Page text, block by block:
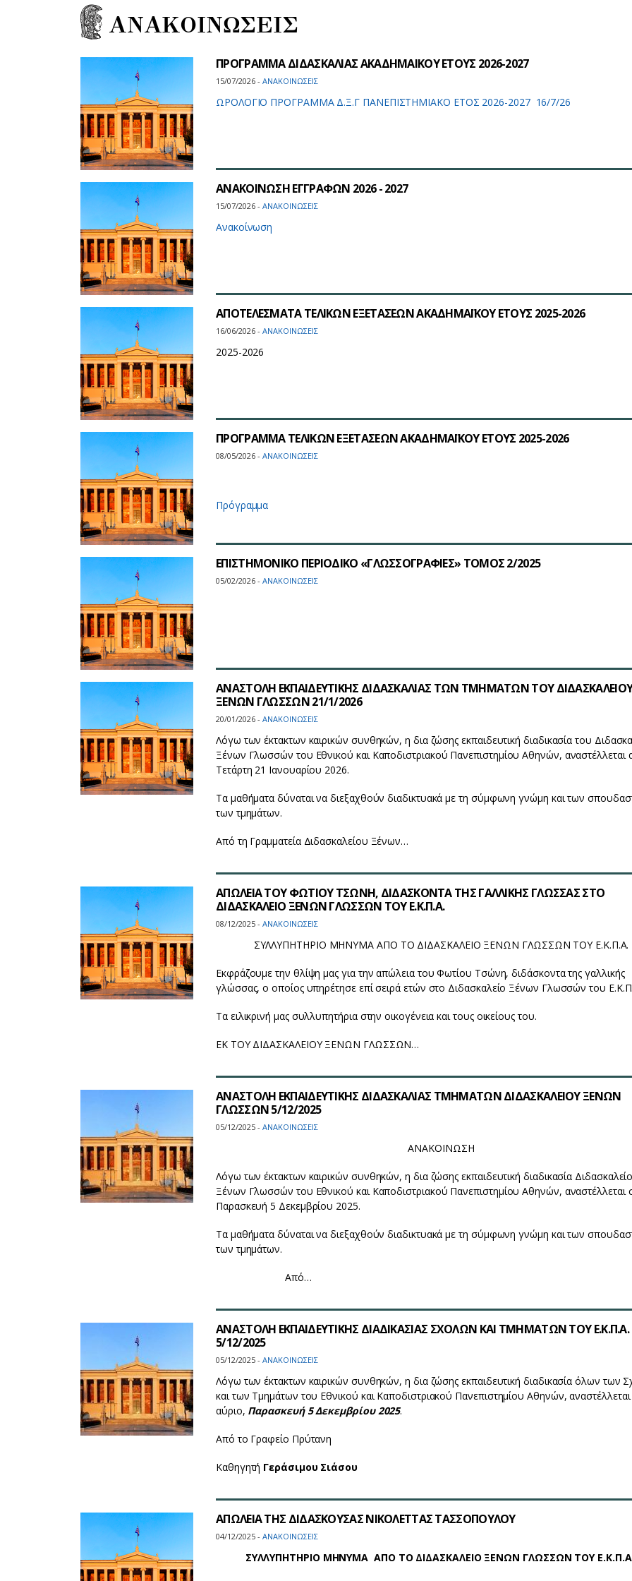
ΑΝΑΚΟΙΝΩΣΕΙΣ
ΠΡΟΓΡΑΜΜΑ ΔΙΔΑΣΚΑΛΙΑΣ ΑΚΑΔΗΜΑΙΚΟΥ ΕΤΟΥΣ 2026-2027
15/07/2026 - ΑΝΑΚΟΙΝΩΣΕΙΣ
ΩΡΟΛΟΓΙΟ ΠΡΟΓΡΑΜΜΑ Δ.Ξ.Γ ΠΑΝΕΠΙΣΤΗΜΙΑΚΟ ΕΤΟΣ 2026-2027 16/7/26
ΑΝΑΚΟΙΝΩΣΗ ΕΓΓΡΑΦΩΝ 2026 - 2027
15/07/2026 - ΑΝΑΚΟΙΝΩΣΕΙΣ
Ανακοίνωση
ΑΠΟΤΕΛΕΣΜΑΤΑ ΤΕΛΙΚΩΝ ΕΞΕΤΑΣΕΩΝ ΑΚΑΔΗΜΑΪΚΟΥ ΕΤΟΥΣ 2025-2026
16/06/2026 - ΑΝΑΚΟΙΝΩΣΕΙΣ
2025-2026
ΠΡΟΓΡΑΜΜΑ ΤΕΛΙΚΩΝ ΕΞΕΤΑΣΕΩΝ ΑΚΑΔΗΜΑΪΚΟΥ ΕΤΟΥΣ 2025-2026
08/05/2026 - ΑΝΑΚΟΙΝΩΣΕΙΣ
Πρόγραμμα
ΕΠΙΣΤΗΜΟΝΙΚΟ ΠΕΡΙΟΔΙΚΟ «ΓΛΩΣΣΟΓΡΑΦΙΕΣ» ΤΟΜΟΣ 2/2025
05/02/2026 - ΑΝΑΚΟΙΝΩΣΕΙΣ
ΑΝΑΣΤΟΛΗ ΕΚΠΑΙΔΕΥΤΙΚΗΣ ΔΙΔΑΣΚΑΛΙΑΣ ΤΩΝ ΤΜΗΜΑΤΩΝ ΤΟΥ
ΞΕΝΩΝ ΓΛΩΣΣΩΝ 21/1/2026
20/01/2026 - ΑΝΑΚΟΙΝΩΣΕΙΣ
Λόγω των έκτακτων καιρικών συνθηκών, η δια ζώσης εκπαιδευτική διαδικασία του
Ξένων Γλωσσών του Εθνικού και Καποδιστριακού Πανεπιστημίου Αθηνών, αναστέλλεται
Τετάρτη 21 Ιανουαρίου 2026.
Τα μαθήματα δύναται να διεξαχθούν διαδικτυακά με τη σύμφωνη γνώμη και των
των τμημάτων.
Από τη Γραμματεία Διδασκαλείου Ξένων…
AΠΩΛΕΙΑ ΤΟΥ ΦΩΤΙΟΥ ΤΣΩΝΗ, ΔΙΔΑΣΚΟΝΤΑ ΤΗΣ ΓΑΛΛΙΚΗΣ ΓΛΩΣΣΑΣ ΣΤΟ
ΔΙΔΑΣΚΑΛΕΙΟ ΞΕΝΩΝ ΓΛΩΣΣΩΝ ΤΟΥ Ε.Κ.Π.Α.
08/12/2025 - ΑΝΑΚΟΙΝΩΣΕΙΣ
ΣΥΛΛΥΠΗΤΗΡΙΟ ΜΗΝΥΜΑ ΑΠΟ ΤΟ ΔΙΔΑΣΚΑΛΕΙΟ ΞΕΝΩΝ ΓΛΩΣΣΩΝ ΤΟΥ Ε.Κ.Π.Α.
Εκφράζουμε την θλίψη μας για την απώλεια του Φωτίου Τσώνη, διδάσκοντα της γαλλικής
γλώσσας, ο οποίος υπηρέτησε επί σειρά ετών στο Διδασκαλείο Ξένων Γλωσσών του
Τα ειλικρινή μας συλλυπητήρια στην οικογένεια και τους οικείους του.
ΕΚ ΤΟΥ ΔΙΔΑΣΚΑΛΕΙΟΥ ΞΕΝΩΝ ΓΛΩΣΣΩΝ…
ΑΝΑΣΤΟΛΗ ΕΚΠΑΙΔΕΥΤΙΚΗΣ ΔΙΔΑΣΚΑΛΙΑΣ ΤΜΗΜΑΤΩΝ ΔΙΔΑΣΚΑΛΕΙΟΥ ΞΕΝΩΝ
ΓΛΩΣΣΩΝ 5/12/2025
05/12/2025 - ΑΝΑΚΟΙΝΩΣΕΙΣ
ΑΝΑΚΟΙΝΩΣΗ
Λόγω των έκτακτων καιρικών συνθηκών, η δια ζώσης εκπαιδευτική διαδικασία
Ξένων Γλωσσών του Εθνικού και Καποδιστριακού Πανεπιστημίου Αθηνών, αναστέλλεται
Παρασκευή 5 Δεκεμβρίου 2025.
Τα μαθήματα δύναται να διεξαχθούν διαδικτυακά με τη σύμφωνη γνώμη και των
των τμημάτων.
Από…
ΑΝΑΣΤΟΛΗ ΕΚΠΑΙΔΕΥΤΙΚΗΣ ΔΙΑΔΙΚΑΣΙΑΣ ΣΧΟΛΩΝ ΚΑΙ ΤΜΗΜΑΤΩΝ ΤΟΥ Ε.Κ.Π.Α.
5/12/2025
05/12/2025 - ΑΝΑΚΟΙΝΩΣΕΙΣ
Λόγω των έκτακτων καιρικών συνθηκών, η δια ζώσης εκπαιδευτική διαδικασία όλων των
και των Τμημάτων του Εθνικού και Καποδιστριακού Πανεπιστημίου Αθηνών, αναστέλλεται
αύριο, Παρασκευή 5 Δεκεμβρίου 2025.
Από το Γραφείο Πρύτανη
Καθηγητή Γεράσιμου Σιάσου
ΑΠΩΛΕΙΑ ΤΗΣ ΔΙΔΑΣΚΟΥΣΑΣ ΝΙΚΟΛΕΤΤΑΣ ΤΑΣΣΟΠΟΥΛΟΥ
04/12/2025 - ΑΝΑΚΟΙΝΩΣΕΙΣ
ΣΥΛΛΥΠΗΤΗΡΙΟ ΜΗΝΥΜΑ ΑΠΟ ΤΟ ΔΙΔΑΣΚΑΛΕΙΟ ΞΕΝΩΝ ΓΛΩΣΣΩΝ ΤΟΥ